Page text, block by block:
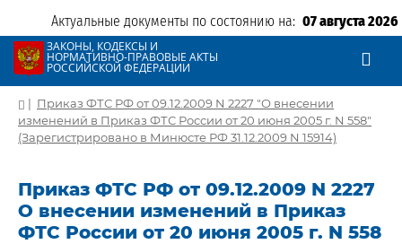
Актуальные документы по состоянию на: 07 августа 2026
ЗАКОНЫ, КОДЕКСЫ И
НОРМАТИВНО-ПРАВОВЫЕ АКТЫ
РОССИЙСКОЙ ФЕДЕРАЦИИ
| Приказ ФТС РФ от 09.12.2009 N 2227 "О внесении
изменений в Приказ ФТС России от 20 июня 2005 г. N 558"
(Зарегистрировано в Минюсте РФ 31.12.2009 N 15914)
Приказ ФТС РФ от 09.12.2009 N 2227
О внесении изменений в Приказ
ФТС России от 20 июня 2005 г. N 558